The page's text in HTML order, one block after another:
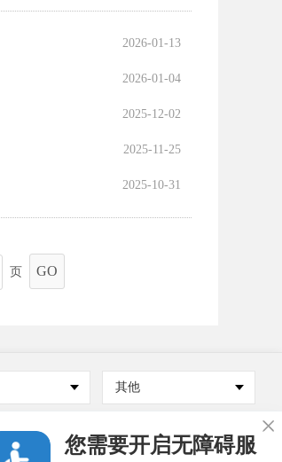
2026-01-13
2026-01-04
2025-12-02
2025-11-25
2025-10-31
页 GO
其他
您需要开启无障碍服
